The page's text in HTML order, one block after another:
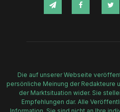
Die auf unserer Webseite
persönliche Meinung der Redakteure
der Marktsituation wider. Sie
Empfehlungen dar. Alle